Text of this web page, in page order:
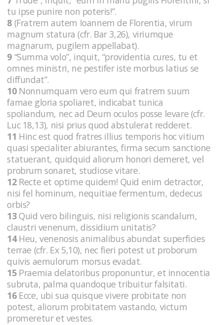
tu ipse punire non poteris!”.
8 (Fratrem autem Ioannem de Florentia, virum
magnum statura (cfr. Bar 3,26), viriumque
magnarum, pugilem appellabat).
9 “Summa volo”, inquit, “providentia cures, tu et
omnes ministri, ne pestifer iste morbus latius se
diffundat”.
10Nonnumquam vero eum qui fratrem suum
famae gloria spoliaret, indicabat tunica
spoliandum, nec ad Deum oculos posse levare (cfr.
Luc 18,13), nisi prius quod abstulerat redderet.
11 Hinc est quod fratres illius temporis hoc vitium
quasi specialiter abiurantes, firma secum sanctione
statuerant, quidquid aliorum honori demeret, vel
probrum sonaret, studiose vitare.
12Recte et optime quidem! Quid enim detractor,
nisi fel hominum, nequitiae fermentum, dedecus
orbis?
13Quid vero bilinguis, nisi religionis scandalum,
claustri venenum, dissidium unitatis?
14Heu, venenosis animalibus abundat superficies
terrae (cfr. Ex 5,10), nec fieri potest ut proborum
quivis aemulorum morsus evadat.
15Praemia delatoribus proponuntur, et innocentia
subruta, palma quandoque tribuitur falsitati.
16Ecce, ubi sua quisque vivere probitate non
potest, aliorum probitatem vastando, victum
promeretur et vestes.